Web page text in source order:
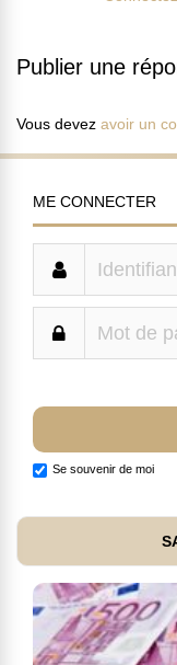
Publier une
Vous devez avoir un
ME CONNECTER
Se souvenir de moi